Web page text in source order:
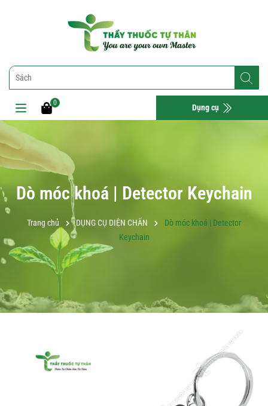
0 Dụng cụ
Dò móc khoá | Detector Keychain
Trang chủ DỤNG CỤ DIỆN CHẨN
Dò móc khoá | Detector
Keychain